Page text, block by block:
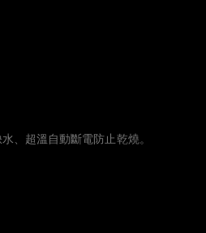
、超溫自動斷電防止乾燒。